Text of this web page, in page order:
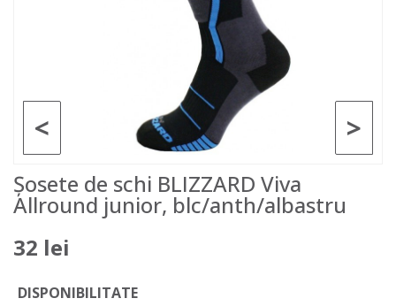
>
<
Șosete de schi BLIZZARD Viva
Allround junior, blc/anth/albastru
32 lei
DISPONIBILITATE